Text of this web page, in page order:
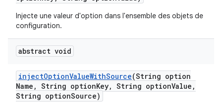
Injecte une valeur d'option dans l'ensemble des objets de
configuration.
abstract void
injectOptionValueWithSource(String option
Name , String optionKey, String optionValue ,
String optionSource)